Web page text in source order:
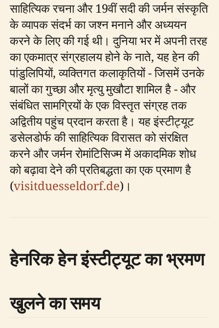
साहित्यिक रचना और 19वीं सदी की जर्मन संस्कृति
के व्यापक संदर्भ का जश्न मनाने और अध्ययन
करने के लिए की गई थी। दुनिया भर में अपनी तरह
का एकमात्र संग्रहालय होने के नाते, यह हेन की
पांडुलिपियों, व्यक्तिगत कलाकृतियों - जिसमें उनके
बालों का गुच्छा और मृत्यु मुखौटा शामिल है - और
संबंधित सामग्रियों के एक विस्तृत संग्रह तक
अद्वितीय पहुंच प्रदान करता है। यह इंस्टीट्यूट
डसेलडोर्फ की साहित्यिक विरासत को संरक्षित
करने और जर्मन रोमांटिसिज्म में अकादमिक शोध
को बढ़ावा देने की प्रतिबद्धता का एक प्रमाण है
(visitduesseldorf.de)।
हेनरिक हेन इंस्टीट्यूट का भ्रमण
खुलने का समय